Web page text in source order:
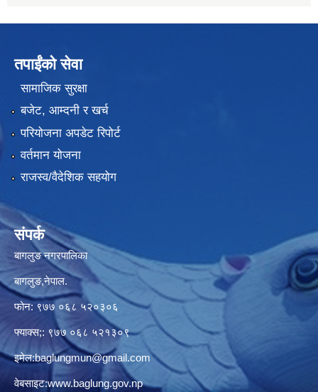
तपाईंको सेवा
सामाजिक सुरक्षा
बजेट, आम्दनी र खर्च
परियोजना अपडेट रिपोर्ट
वर्तमान योजना
राजस्व/वैदेशिक सहयोग
संपर्क
बागलुङ नगरपालिका
बागलुङ,नेपाल.
फोन: ९७७ ०६८ ५२०३०६
फ्याक्स;: ९७७ ०६८ ५२१३०९
इमेल:baglungmun@gmail.com
वेबसाइट:www.baglung.gov.np